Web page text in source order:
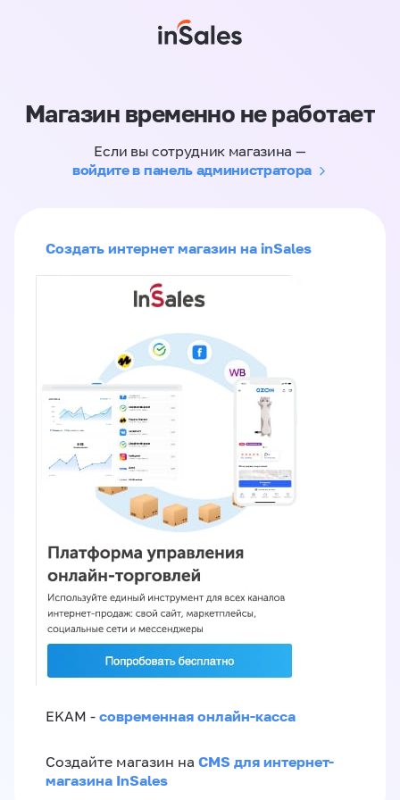
Магазин временно не работает
Если вы сотрудник магазина —
войдите в панель администратора
Создать интернет магазин на inSales
EKAM - современная онлайн-касса
Создайте магазин на CMS для интернет-
магазина InSales